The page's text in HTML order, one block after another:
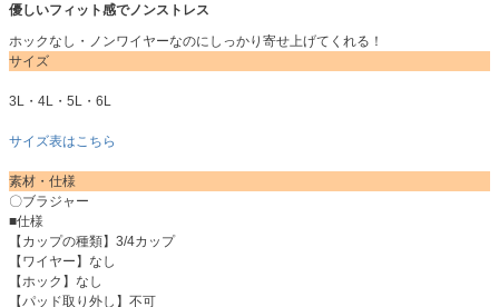
優しいフィット感でノンストレス
ホックなし・ノンワイヤーなのにしっかり寄せ上げてくれる！
サイズ
3L・4L・5L・6L
サイズ表はこちら
素材・仕様
〇ブラジャー
■仕様
【カップの種類】3/4カップ
【ワイヤー】なし
【ホック】なし
【パッド取り外し】不可